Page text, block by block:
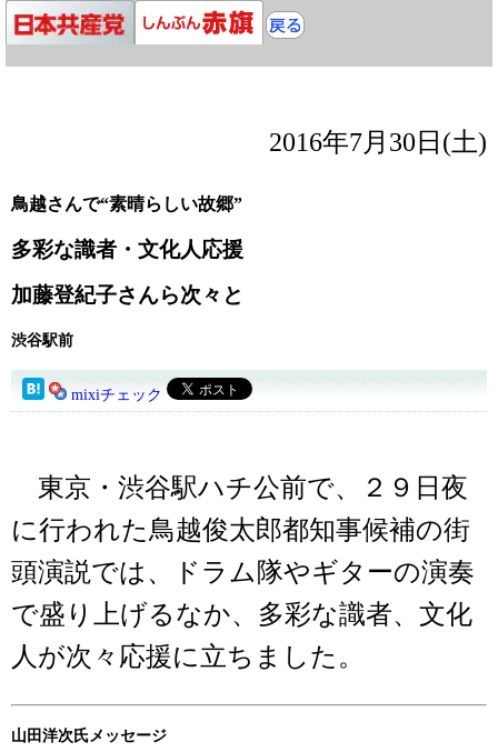
2016年7月30日(土)
鳥越さんで“素晴らしい故郷”
多彩な識者・文化人応援
加藤登紀子さんら次々と
渋谷駅前
mixiチェック
東京・渋谷駅ハチ公前で、２９日夜
に行われた鳥越俊太郎都知事候補の街
頭演説では、ドラム隊やギターの演奏
で盛り上げるなか、多彩な識者、文化
人が次々応援に立ちました。
山田洋次氏メッセージ